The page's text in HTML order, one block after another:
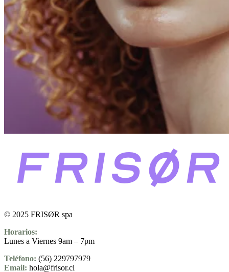
© 2025 FRISØR spa
Horarios:
Lunes a Viernes 9am – 7pm
Teléfono: (56) 229797979
Email: hola@frisor.cl